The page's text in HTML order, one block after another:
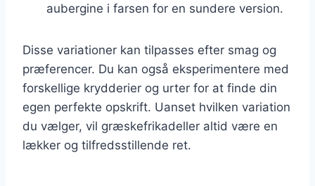
aubergine i farsen for en sundere version.
Disse variationer kan tilpasses efter smag og
præferencer. Du kan også eksperimentere med
forskellige krydderier og urter for at finde din
egen perfekte opskrift. Uanset hvilken variation
du vælger, vil græskefrikadeller altid være en
lækker og tilfredsstillende ret.